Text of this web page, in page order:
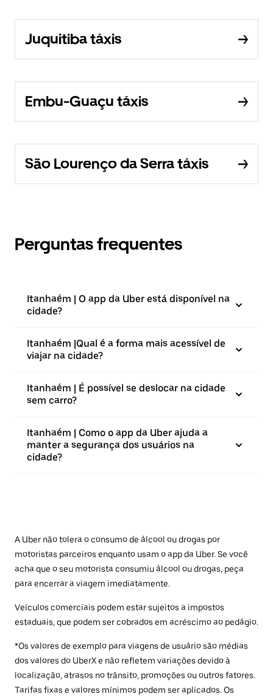
Juquitiba táxis
Embu-Guaçu táxis
São Lourenço da Serra táxis
Perguntas frequentes
Itanhaém | O app da Uber está disponível na
cidade?
Itanhaém |⁠Qual é a forma mais acessível de
viajar na cidade?
Itanhaém | É possível se deslocar na cidade
sem carro?
Itanhaém | Como o app da Uber ajuda a
manter a segurança dos usuários na
cidade?
A Uber não tolera o consumo de álcool ou drogas por
motoristas parceiros enquanto usam o app da Uber. Se você
acha que o seu motorista consumiu álcool ou drogas, peça
para encerrar a viagem imediatamente.
Veículos comerciais podem estar sujeitos a impostos
estaduais, que podem ser cobrados em acréscimo ao pedágio.
*Os valores de exemplo para viagens de usuário são médias
dos valores do UberX e não refletem variações devido à
localização, atrasos no trânsito, promoções ou outros fatores.
Tarifas fixas e valores mínimos podem ser aplicados. Os